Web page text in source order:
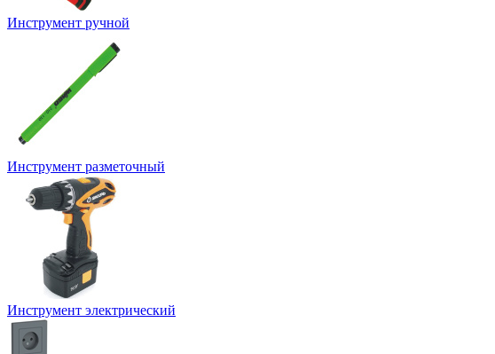
Инструмент ручной
Инструмент разметочный
Инструмент электрический